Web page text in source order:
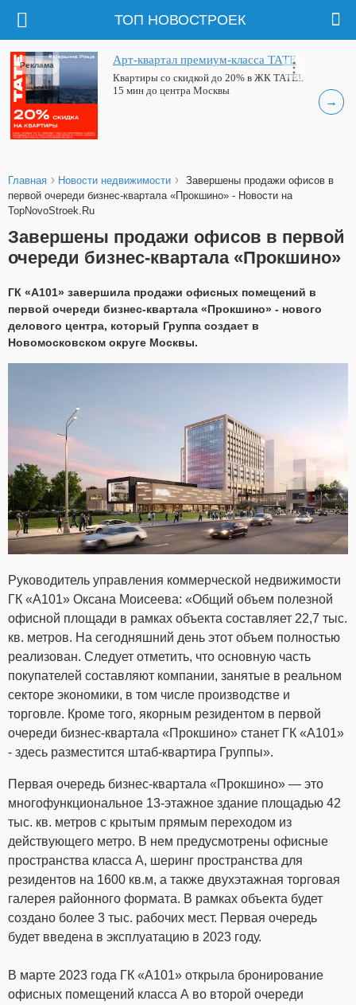
ТОП НОВОСТРОЕК
→
Арт-квартал премиум-класса ТАТЕ
Квартиры со скидкой до 20% в ЖК ТАТЕ!.
15 мин до центра Москвы
Реклама
Главная › Новости недвижимости › Завершены продажи офисов в
первой очереди бизнес-квартала «Прокшино» - Новости на
TopNovoStroek.Ru
Завершены продажи офисов в первой
очереди бизнес-квартала «Прокшино»
ГК «А101» завершила продажи офисных помещений в
первой очереди бизнес-квартала «Прокшино» - нового
делового центра, который Группа создает в
Новомосковском округе Москвы.
Руководитель управления коммерческой недвижимости
ГК «А101» Оксана Моисеева: «Общий объем полезной
офисной площади в рамках объекта составляет 22,7 тыс.
кв. метров. На сегодняшний день этот объем полностью
реализован. Следует отметить, что основную часть
покупателей составляют компании, занятые в реальном
секторе экономики, в том числе производстве и
торговле. Кроме того, якорным резидентом в первой
очереди бизнес-квартала «Прокшино» станет ГК «А101»
- здесь разместится штаб-квартира Группы».
Первая очередь бизнес-квартала «Прокшино» — это
многофункциональное 13-этажное здание площадью 42
тыс. кв. метров с крытым прямым переходом из
действующего метро. В нем предусмотрены офисные
пространства класса А, шеринг пространства для
резидентов на 1600 кв.м, а также двухэтажная торговая
галерея районного формата. В рамках объекта будет
создано более 3 тыс. рабочих мест. Первая очередь
будет введена в эксплуатацию в 2023 году.
В марте 2023 года ГК «А101» открыла бронирование
офисных помещений класса А во второй очереди